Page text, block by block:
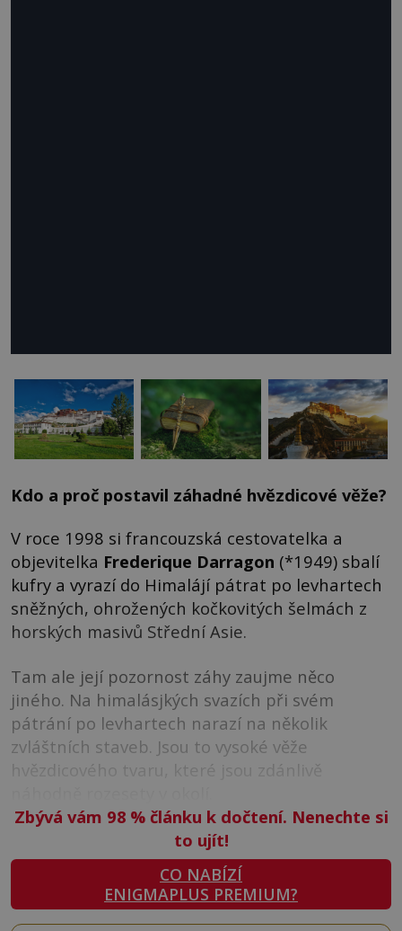
Kdo a proč postavil záhadné hvězdicové věže?
V roce 1998 si francouzská cestovatelka a
objevitelka Frederique Darragon (*1949) sbalí
kufry a vyrazí do Himalájí pátrat po levhartech
sněžných, ohrožených kočkovitých šelmách z
horských masivů Střední Asie.
Tam ale její pozornost záhy zaujme něco
jiného. Na himalásjkých svazích při svém
pátrání po levhartech narazí na několik
zvláštních staveb. Jsou to vysoké věže
hvězdicového tvaru, které jsou zdánlivě
Zbývá vám 98 %článku k dočtení. Nenechte si
to ujít!
CO NABÍZÍ
ENIGMAPLUS PREMIUM?